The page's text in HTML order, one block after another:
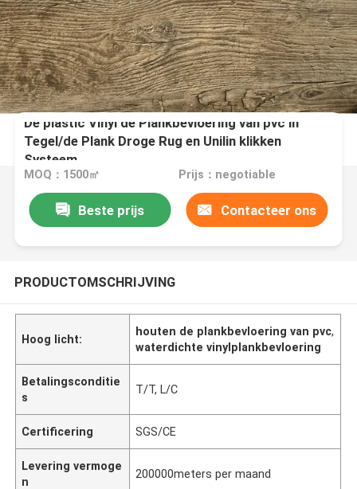
De plastic Vinyl de Plankbevloering van pvc in
Tegel/de Plank Droge Rug en Unilin klikken
Systeem
MOQ：1500㎡ Prijs：negotiable
Beste prijs Contacteer ons
PRODUCTOMSCHRIJVING
Hoog licht:
houten de plankbevloering van pvc,
waterdichte vinylplankbevloering
Betalingsconditie
s
T/T, L/C
Certificering SGS/CE
Levering vermoge
n
200000meters per maand